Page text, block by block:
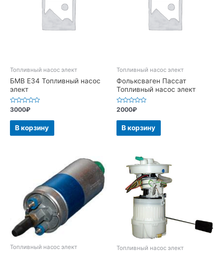
Топливный насос элект
БМВ Е34 Топливный насос
элект
Оценка
из
3000₽
В корзину
Топливный насос элект
Фольксваген Пассат
Топливный насос элект
Оценка
из
2000₽
В корзину
Топливный насос элект Топливный насос элект